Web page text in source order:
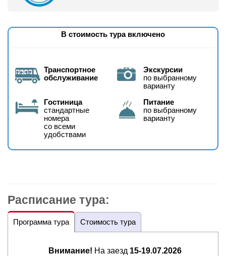
В стоимость тура включено
Транспортное
обслуживание
Экскурсии
по выбранному
варианту
Гостиница
стандартные
номера
со всеми
удобствами
Питание
по выбранному
варианту
Расписание тура:
Программа тура Стоимость тура
Внимание! На заезд 15-19.07.2026